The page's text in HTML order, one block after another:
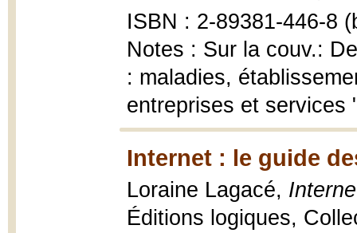
ISBN : 2-89381-446-8
Notes : Sur la couv.:
: maladies,
entreprises et services
Internet : le guide
Loraine Lagacé,
Éditions logiques,